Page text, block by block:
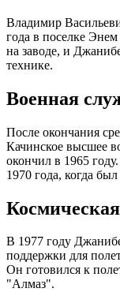
Владимир
года в поселке
на заводе, и
технике.
Военная
После окончания
Качинское высшее
окончил в 1965
1970 года, когда
В 1977 году
поддержки для
Он готовился к
"Алмаз".